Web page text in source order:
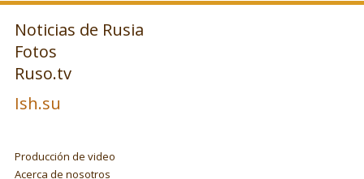
Noticias de Rusia
Fotos
Ruso.tv
Ish.su
Producción de video
Acerca de nosotros